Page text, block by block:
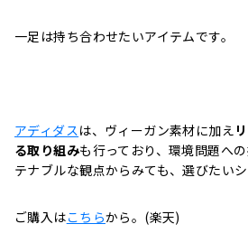
一足は持ち合わせたいアイテムです。
アディダスは、ヴィーガン素材に加え
る取り組みも行っており、環境問題へ
テナブルな観点からみても、選びたい
ご購入はこちらから。(楽天)